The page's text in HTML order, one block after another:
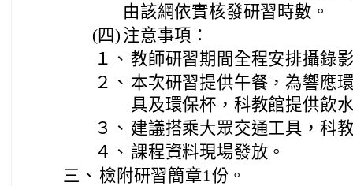
由該網依實核發研習時數。
(四) 注意事項：
１、 教師研習期間全程安排攝錄
２、 本次研習提供午餐，為響應
具及環保杯，科教館提供飲
３、 建議搭乘大眾交通工具，科
４、 課程資料現場發放。
三、 檢附研習簡章1份。